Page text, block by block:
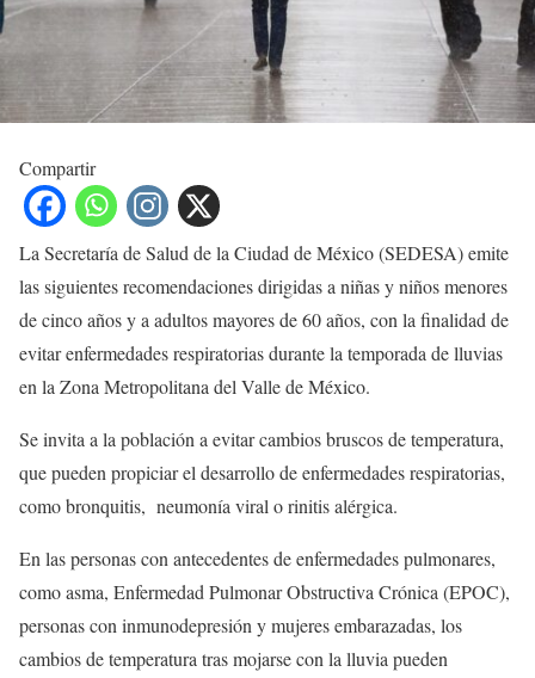
Compartir
La Secretaría de Salud de la Ciudad de México (SEDESA) emite
las siguientes recomendaciones dirigidas a niñas y niños menores
de cinco años y a adultos mayores de 60 años, con la finalidad de
evitar enfermedades respiratorias durante la temporada de lluvias
en la Zona Metropolitana del Valle de México.
Se invita a la población a evitar cambios bruscos de temperatura,
que pueden propiciar el desarrollo de enfermedades respiratorias,
como bronquitis, neumonía viral o rinitis alérgica.
En las personas con antecedentes de enfermedades pulmonares,
como asma, Enfermedad Pulmonar Obstructiva Crónica (EPOC),
personas con inmunodepresión y mujeres embarazadas, los
cambios de temperatura tras mojarse con la lluvia pueden